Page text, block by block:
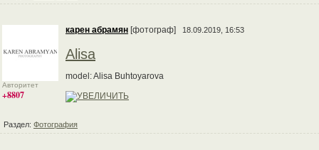
Авторитет
+8807
карен абрамян [фотограф] 18.09.2019, 16:53
Alisa
model: Alisa Buhtoyarova
Раздел: Фотография